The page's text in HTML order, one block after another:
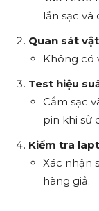
lần sạc và
Quan sát
Không có
Test hiệu
Cắm sạc
pin khi sử
Kiểm tra
Xác nhận
hàng giả.